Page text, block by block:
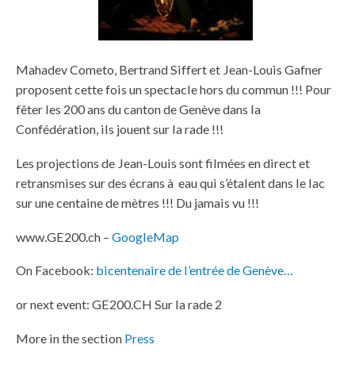
Mahadev Cometo, Bertrand Siffert et Jean-Louis Gafner
proposent cette fois un spectacle hors du commun !!! Pour
fêter les 200 ans du canton de Genève dans la
Confédération, ils jouent sur la rade !!!
Les projections de Jean-Louis sont filmées en direct et
retransmises sur des écrans à eau qui s’étalent dans le lac
sur une centaine de mètres !!! Du jamais vu !!!
www.GE200.ch –GoogleMap
On Facebook: bicentenaire de l’entrée de Genève…
or next event: GE200.CH Sur la rade 2
More in the section Press